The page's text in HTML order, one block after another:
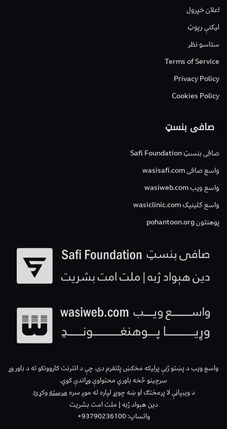
اعلان خپرول
لیکنې رپوټ
ستاسو نظر
Terms of Service
Privacy Policy
Cookies Policy
صافی بنسټ
صافی بنسټ Safi Foundation
واسع صافی wasisafi.com
واسع ویب wasiweb.com
واسع کلینیک wasiclinic.com
پوهنتون pohantoon.org
واسع ویب د پښتو ژبې پرلیکه مخکښ پلتفرم دی، چې د انترنت کاروونکو ته د باور وړ
سرچینو څخه باوري محتواوې وړاندې کوي.
د ویبپاڼې لا پرمختګ او ښه چوپړ لپاره له موږ سرهمرستهوکړئ.
دین هېواد ژبه | ملت امت بشریت
واتساپ: 93790236100+